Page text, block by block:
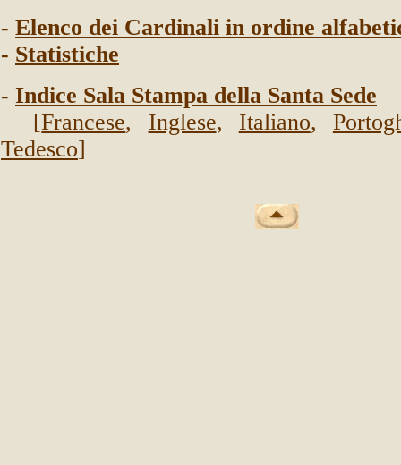
- Elenco dei Cardinali in ordine
- Statistiche
- Indice Sala Stampa della Santa Sede
[Francese, Inglese, Italiano,
Tedesco]